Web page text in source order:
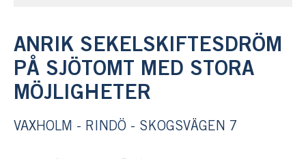
ANRIK SEKELSKIFTESDRÖM
PÅ SJÖTOMT MED STORA
MÖJLIGHETER
VAXHOLM - RINDÖ - SKOGSVÄGEN 7